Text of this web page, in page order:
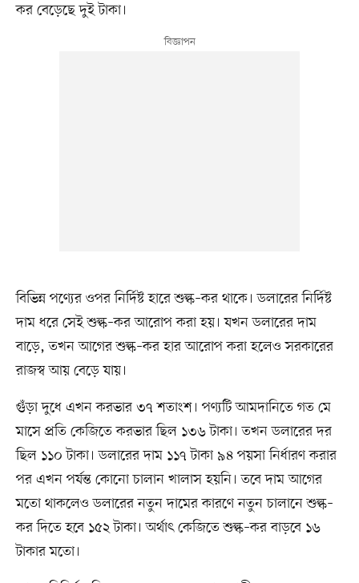
কর বেড়েছে দুই টাকা।
বিভিন্ন পণ্যের ওপর নির্দিষ্ট হারে শুল্ক–কর থাকে। ডলারের নির্দিষ্ট
দাম ধরে সেই শুল্ক–কর আরোপ করা হয়। যখন ডলারের দাম
বাড়ে, তখন আগের শুল্ক–কর হার আরোপ করা হলেও সরকারের
রাজস্ব আয় বেড়ে যায়।
গুঁড়া দুধে এখন করভার ৩৭ শতাংশ। পণ্যটি আমদানিতে গত মে
মাসে প্রতি কেজিতে করভার ছিল ১৩৬ টাকা। তখন ডলারের দর
ছিল ১১০ টাকা। ডলারের দাম ১১৭ টাকা ৯৪ পয়সা নির্ধারণ করার
পর এখন পর্যন্ত কোনো চালান খালাস হয়নি। তবে দাম আগের
মতো থাকলেও ডলারের নতুন দামের কারণে নতুন চালানে শুল্ক–
কর দিতে হবে ১৫২ টাকা। অর্থাৎ কেজিতে শুল্ক–কর বাড়বে ১৬
টাকার মতো।